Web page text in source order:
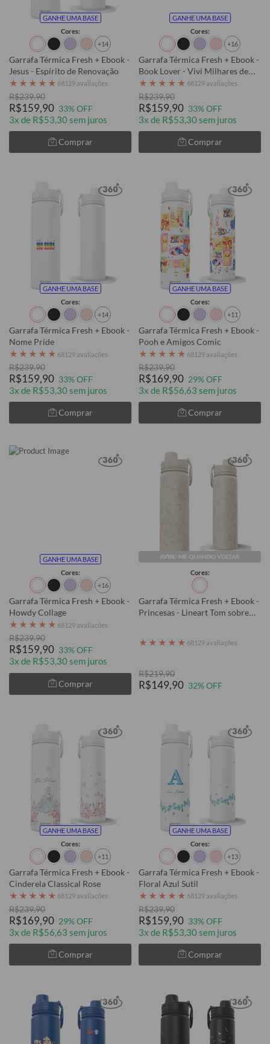
GANHE UMA BASE
Cores:
+14
Garrafa Térmica Fresh + Ebook -
Jesus - Espírito de Renovação
★ ★ ★ ★ ★ 68129 avaliações
R$239,90
R$159,90 33% OFF
3x de R$53,30 sem juros
Comprar
GANHE UMA BASE
Cores:
+16
Garrafa Térmica Fresh + Ebook -
Book Lover - Vivi Milhares de
Vidas
★ ★ ★ ★ ★ 68129 avaliações
R$239,90
R$159,90 33% OFF
3x de R$53,30 sem juros
Comprar
GANHE UMA BASE
Cores:
+14
Garrafa Térmica Fresh + Ebook -
Nome Pride
★ ★ ★ ★ ★ 68129 avaliações
R$239,90
R$159,90 33% OFF
3x de R$53,30 sem juros
Comprar
GANHE UMA BASE
Cores:
+11
Garrafa Térmica Fresh + Ebook -
Pooh e Amigos Comic
★ ★ ★ ★ ★ 68129 avaliações
R$239,90
R$169,90 29% OFF
3x de R$56,63 sem juros
Comprar
GANHE UMA BASE
Cores:
+16
Garrafa Térmica Fresh + Ebook -
Howdy Collage
★ ★ ★ ★ ★ 68129 avaliações
R$239,90
R$159,90 33% OFF
3x de R$53,30 sem juros
Comprar
AVISE-ME QUANDO VOLTAR
Cores:
Garrafa Térmica Fresh + Ebook -
Princesas - Lineart Tom sobre
★ ★ ★ ★ ★ 68129 avaliações
R$219,90
R$149,90 32% OFF
GANHE UMA BASE
Cores:
+11
Garrafa Térmica Fresh + Ebook -
Cinderela Classical Rose
★ ★ ★ ★ ★ 68129 avaliações
R$239,90
R$169,90 29% OFF
3x de R$56,63 sem juros
Comprar
GANHE UMA BASE
Cores:
+13
Garrafa Térmica Fresh + Ebook -
Floral Azul Sutíl
★ ★ ★ ★ ★ 68129 avaliações
R$239,90
R$159,90 33% OFF
3x de R$53,30 sem juros
Comprar